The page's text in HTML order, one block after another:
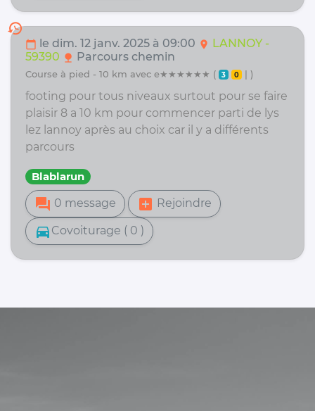
history
calendar_today le dim. 12 janv. 2025 à 09:00 location_on LANNOY -
59390 nature Parcours chemin
course à pied - 10 km avec e★★★★★★ ( 3 0 | )
footing pour tous niveaux surtout pour se faire
plaisir 8 a 10 km pour commencer parti de lys
lez lannoy après au choix car il y a différents
parcours
Blablarun
forum 0 message add_box Rejoindre
directions_car Covoiturage ( 0 )